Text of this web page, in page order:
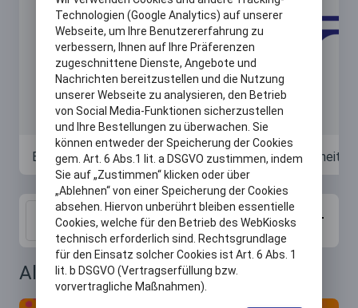
Bürowelt Sicherheit
Search close sort
All Contents
Technologien (Google Analytics) auf unserer
Webseite, um Ihre Benutzererfahrung zu
verbessern, Ihnen auf Ihre Präferenzen
zugeschnittene Dienste, Angebote und
Nachrichten bereitzustellen und die Nutzung
unserer Webseite zu analysieren, den Betrieb
von Social Media-Funktionen sicherzustellen
und Ihre Bestellungen zu überwachen. Sie
können entweder der Speicherung der Cookies
gem. Art. 6 Abs.1 lit. a DSGVO zustimmen, indem
Sie auf „Zustimmen“ klicken oder über
„Ablehnen“ von einer Speicherung der Cookies
absehen. Hiervon unberührt bleiben essentielle
Cookies, welche für den Betrieb des WebKiosks
technisch erforderlich sind. Rechtsgrundlage
für den Einsatz solcher Cookies ist Art. 6 Abs. 1
lit. b DSGVO (Vertragserfüllung bzw.
vorvertragliche Maßnahmen).